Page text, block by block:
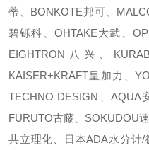
蒂、BONKOTE邦可、
碧铄科、OHTAKE大武、
EIGHTRON八兴、
KAISER+KRAFT皇加力、
TECHNO DESIGN、AQUA
FURUTO古藤、SOKUDOU
共立理化、日本ADA水分